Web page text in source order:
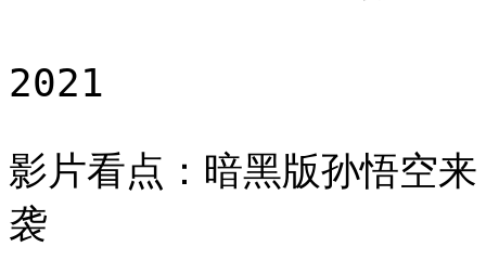
2021
影片看点：暗黑版孙悟空来
袭